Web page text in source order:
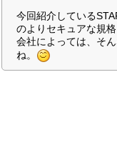
今回紹介している
のよりセキュアな規格
会社によっては、そ
ね。